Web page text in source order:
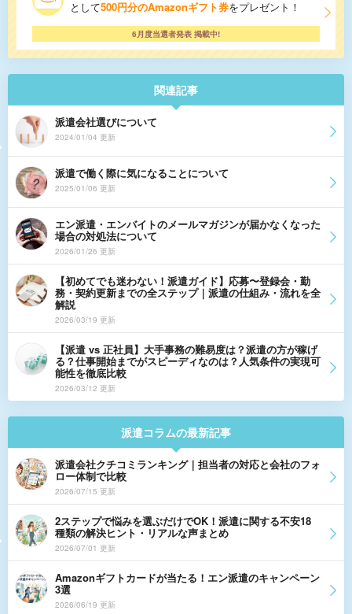
として500円分のAmazonギフト券をプレゼント！
6月度当選者発表 掲載中!
関連記事
派遣会社選びについて
2024/01/04 更新
派遣で働く際に気になることについて
2025/01/06 更新
エン派遣・エンバイトのメールマガジンが届かなくなった
場合の対処法について
2026/01/26 更新
【初めてでも迷わない！派遣ガイド】応募〜登録会・勤
務・契約更新までの全ステップ｜派遣の仕組み・流れを全
解説
2026/03/19 更新
【派遣 vs 正社員】大手事務の難易度は？派遣の方が稼げ
る？仕事開始までがスピーディなのは？人気条件の実現可
能性を徹底比較
2026/03/12 更新
派遣コラムの最新記事
派遣会社クチコミランキング｜担当者の対応と会社のフォ
ロー体制で比較
2026/07/15 更新
2ステップで悩みを選ぶだけでOK！派遣に関する不安18
種類の解決ヒント・リアルな声まとめ
2026/07/01 更新
Amazonギフトカードが当たる！エン派遣のキャンペーン
3選
2026/06/19 更新